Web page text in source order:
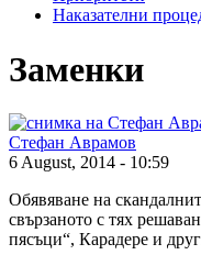
Наказателни
Заменки
Стефан Аврамов
6 August, 2014 - 10:59
Обявяване на
свързаното с тях
пясъци“, Карадере и